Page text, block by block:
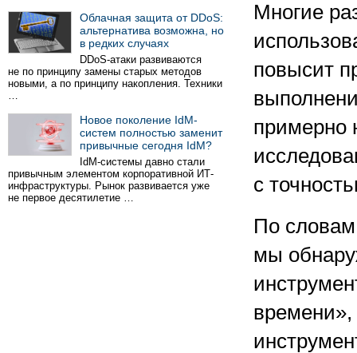
Облачная защита от DDoS:
альтернатива возможна, но
в редких случаях
DDoS-атаки развиваются
не по принципу замены старых методов
новыми, а по принципу накопления. Техники
…
Новое поколение IdM-
систем полностью заменит
привычные сегодня IdM?
IdM-системы давно стали
привычным элементом корпоративной ИТ-
инфраструктуры. Рынок развивается уже
не первое десятилетие …
Многие
повысит
примерно
с
По
мы
времени»,